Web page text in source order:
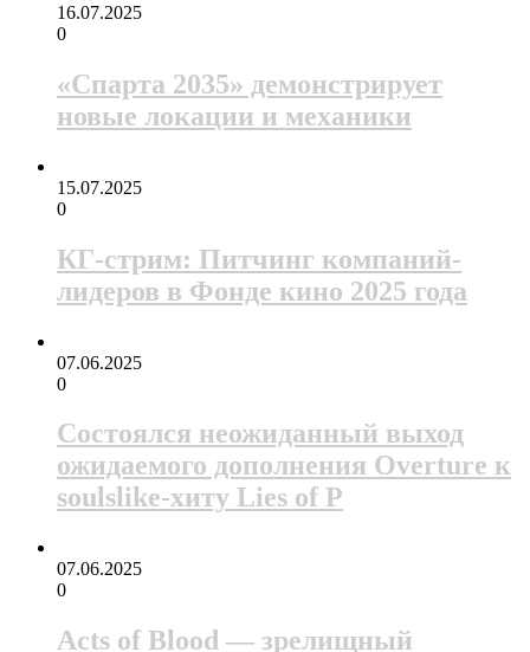
16.07.2025
0
«Спарта 2035» демонстрирует
новые локации и механики
15.07.2025
0
КГ-стрим: Питчинг компаний-
лидеров в Фонде кино 2025 года
07.06.2025
0
Состоялся неожиданный выход
ожидаемого дополнения Overture к
soulslike-хиту Lies of P
07.06.2025
0
Acts of Blood — зрелищный